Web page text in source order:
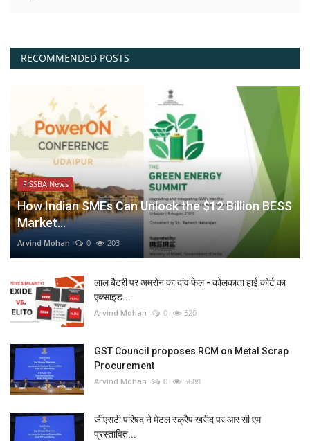
RECOMMENDED POSTS
FISSBA News
How Indian SMEs Can Unlock the $12 Billion BESS
Market...
Arvind Mohan 0 203
लाल बैटरी पर अमरोन का दांव फेल - कोलकाता हाई कोर्ट का
एक्साइड...
Arvind Mohan 0 520
GST Council proposes RCM on Metal Scrap
Procurement
Arvind Mohan 0 5688
जीएसटी परिषद ने मेटल स्क्रैप खरीद पर आर सी एम
प्रस्तावित...